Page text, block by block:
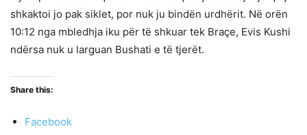
shkaktoi jo pak siklet, por nuk ju bindën urdhërit. Në orën
10:12 nga mbledhja iku për të shkuar tek Braçe, Evis Kushi
ndërsa nuk u larguan Bushati e të tjerët.
Share this:
Facebook